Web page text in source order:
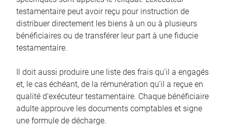
testamentaire peut avoir reçu pour instruction de
distribuer directement les biens à un ou à plusieurs
bénéficiaires ou de transférer leur part à une fiducie
testamentaire.
Il doit aussi produire une liste des frais qu’il a engagés
et, le cas échéant, de la rémunération qu’il a reçue en
qualité d’exécuteur testamentaire. Chaque bénéficiaire
adulte approuve les documents comptables et signe
une formule de décharge.